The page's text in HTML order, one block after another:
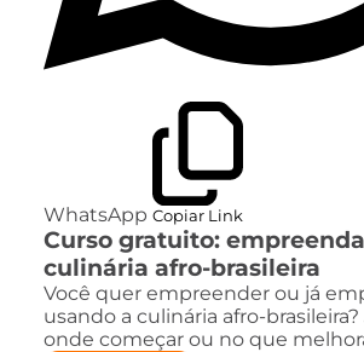
WhatsApp Copiar Link
Curso gratuito:
culinária afro-brasileira
Você quer empreender ou já
usando a culinária afro-
onde começar ou no que